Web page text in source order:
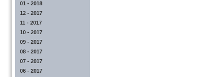
01 - 2018
12 - 2017
11 - 2017
10 - 2017
09 - 2017
08 - 2017
07 - 2017
06 - 2017